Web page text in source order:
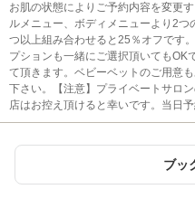
お肌の状態によりご予約内容を変更
ルメニュー、ボディメニューより2
つ以上組み合わせると25％オフです
プションも一緒にご選択頂いてもOK
て頂きます。ベビーベットのご用意
下さい。【注意】プライベートサロ
店はお控え頂けると幸いです。当日
ブッ